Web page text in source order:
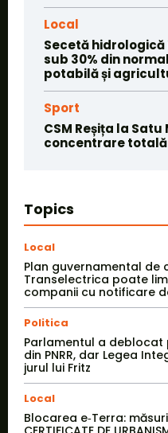
Local
Secetă
sub 30% din
potabilă și
Sport
CSM Reșița la
concentrare
Topics
Local
Plan guvernamental de
Transelectrica poate
companii cu notificare
Politica
Parlamentul a deblocat
din PNRR, dar Legea
jurul lui Fritz
Local
Blocarea e‑Terra: